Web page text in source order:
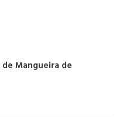
Mangueira de